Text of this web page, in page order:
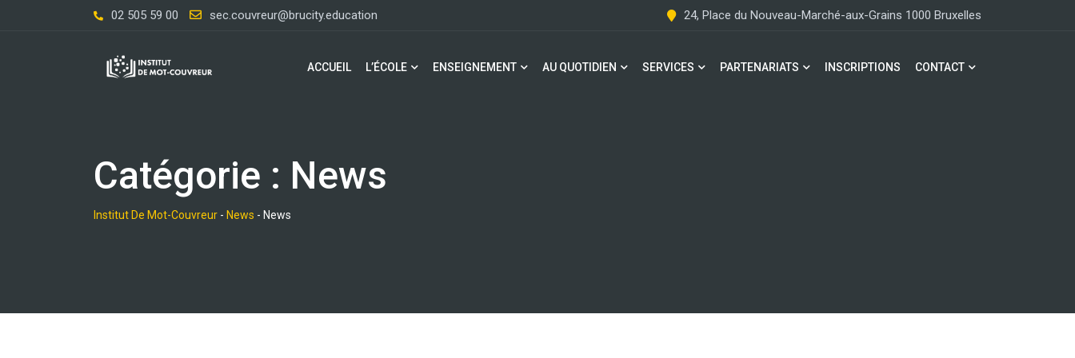
02 505 59 00 sec.couvreur@brucity.education 24, Place du Nouveau-Marché-aux-Grains 1000 Bruxelles
ACCUEIL L’ÉCOLE ENSEIGNEMENT AU QUOTIDIEN SERVICES PARTENARIATS INSCRIPTIONS CONTACT
Catégorie : News
Institut De Mot-Couvreur - News - News